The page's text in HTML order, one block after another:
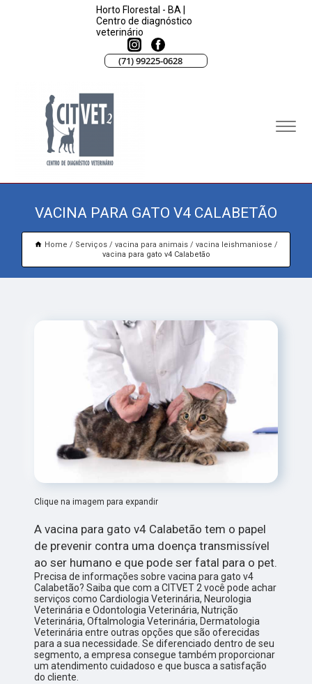
Horto Florestal - BA |
Centro de diagnóstico
veterinário
(71) 99225-0628
VACINA PARA GATO V4 CALABETÃO
Home Serviços vacina para animais
vacina leishmaniose
vacina para gato v4 Calabetão
Clique na imagem para expandir
A vacina para gato v4 Calabetão tem o papel
de prevenir contra uma doença transmissível
ao ser humano e que pode ser fatal para o pet.
Precisa de informações sobre vacina para gato v4
Calabetão? Saiba que com a CITVET 2 você pode achar
serviços como Cardiologia Veterinária, Neurologia
Veterinária e Odontologia Veterinária, Nutrição
Veterinária, Oftalmologia Veterinária, Dermatologia
Veterinária entre outras opções que são oferecidas
para a sua necessidade. Se diferenciado dentro de seu
segmento, a empresa consegue também proporcionar
um atendimento cuidadoso e que busca a satisfação
do cliente.